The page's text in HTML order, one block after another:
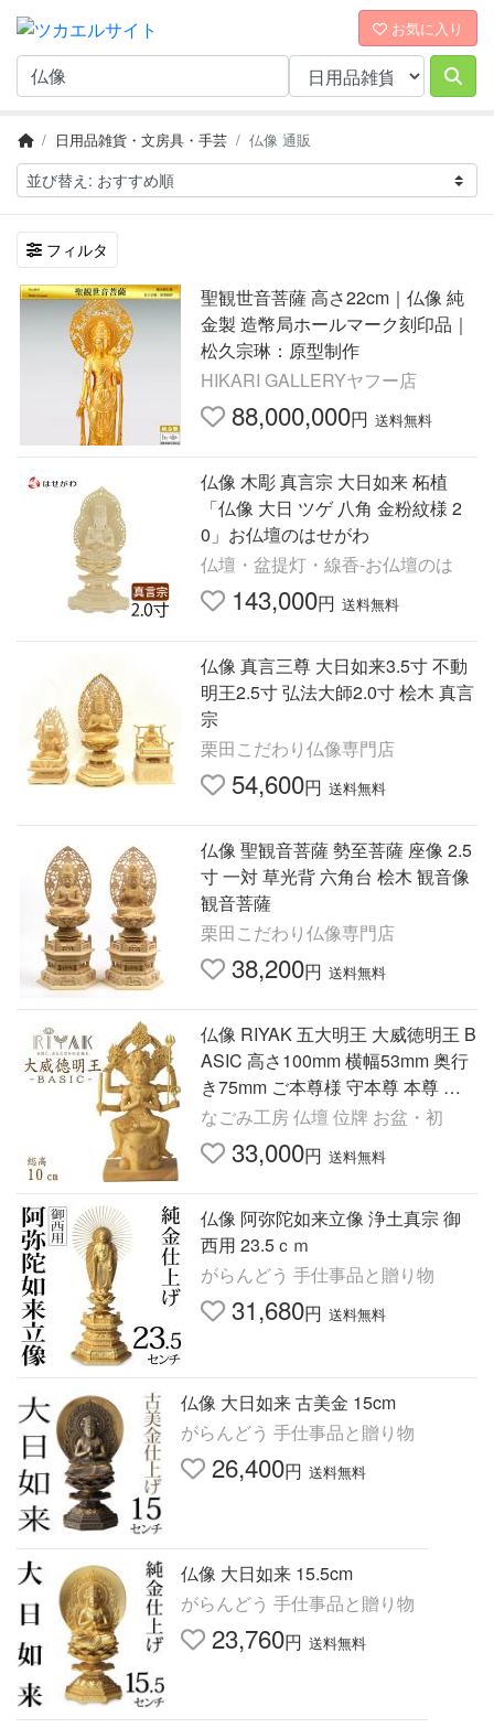
お気に入り
日用品雑貨・文房具・手芸 仏像 通販
フィルタ
聖観世音菩薩 高さ22cm｜仏像 純
金製 造幣局ホールマーク刻印品｜
松久宗琳：原型制作
HIKARI GALLERYヤフー店
88,000,000円 送料無料
仏像 木彫 真言宗 大日如来 柘植
「仏像 大日 ツゲ 八角 金粉紋様 2
0」お仏壇のはせがわ
仏壇・盆提灯・線香-お仏壇のは
143,000円 送料無料
仏像 真言三尊 大日如来3.5寸 不動
明王2.5寸 弘法大師2.0寸 桧木 真言
宗
栗田こだわり仏像専門店
54,600円 送料無料
仏像 聖観音菩薩 勢至菩薩 座像 2.5
寸 一対 草光背 六角台 桧木 観音像
観音菩薩
栗田こだわり仏像専門店
38,200円 送料無料
仏像 RIYAK 五大明王 大威徳明王 B
ASIC 高さ100mm 横幅53mm 奥行
き75mm ご本尊様 守本尊 本尊 仏
様 仏壇 フィギュア
なごみ工房 仏壇 位牌 お盆・初
33,000円 送料無料
仏像 阿弥陀如来立像 浄土真宗 御
西用 23.5ｃｍ
がらんどう 手仕事品と贈り物
31,680円 送料無料
仏像 大日如来 古美金 15cm
がらんどう 手仕事品と贈り物
26,400円 送料無料
仏像 大日如来 15.5cm
がらんどう 手仕事品と贈り物
23,760円 送料無料